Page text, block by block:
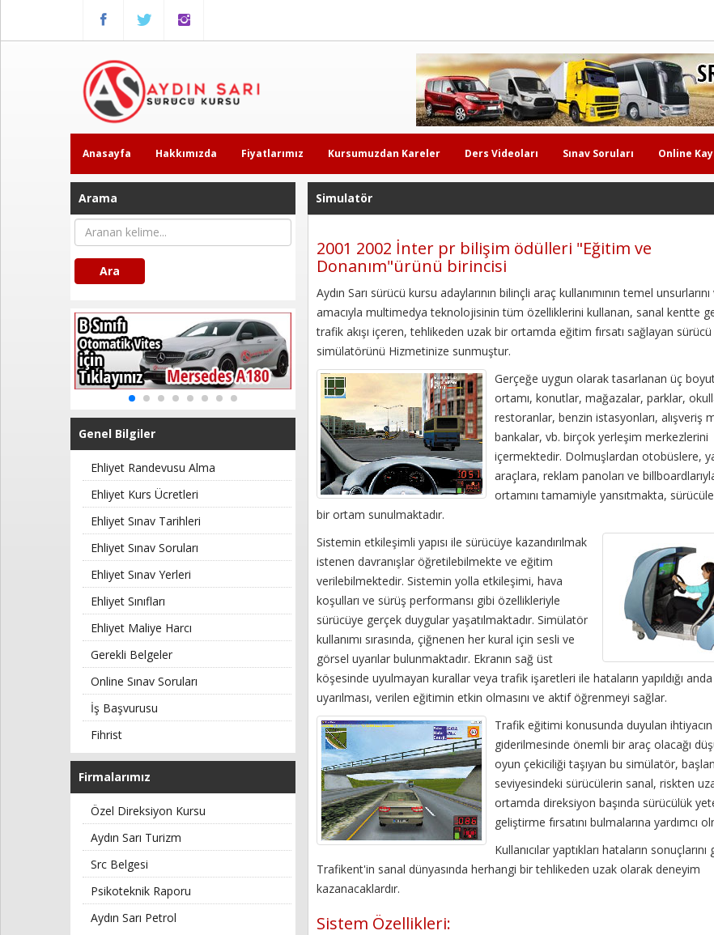
Anasayfa Hakkımızda Fiyatlarımız Kursumuzdan Kareler Ders Videoları Sınav Soruları Online
Arama
Ara
Genel Bilgiler
Ehliyet Randevusu Alma
Ehliyet Kurs Ücretleri
Ehliyet Sınav Tarihleri
Ehliyet Sınav Soruları
Ehliyet Sınav Yerleri
Ehliyet Sınıfları
Ehliyet Maliye Harcı
Gerekli Belgeler
Online Sınav Soruları
İş Başvurusu
Fihrist
Firmalarımız
Özel Direksiyon Kursu
Aydın Sarı Turizm
Src Belgesi
Psikoteknik Raporu
Aydın Sarı Petrol
Simulatör
2001 2002 İnter pr bilişim ödülleri "Eğitim ve
Donanım"ürünü birincisi
Aydın Sarı sürücü kursu adaylarının bilinçli araç kullanımının temel
amacıyla multimedya teknolojisinin tüm özelliklerini kullanan, sanal kentte
trafik akışı içeren, tehlikeden uzak bir ortamda eğitim fırsatı sağlayan
simülatörünü Hizmetinize sunmuştur.
Gerçeğe uygun olarak tasarlanan üç
ortamı, konutlar, mağazalar, parklar,
restoranlar, benzin istasyonları, alışveriş
bankalar, vb. birçok yerleşim merkezlerini
içermektedir. Dolmuşlardan otobüslere,
araçlara, reklam panoları ve
ortamını tamamiyle yansıtmakta,
bir ortam sunulmaktadır.
Sistemin etkileşimli yapısı ile sürücüye kazandırılmak
istenen davranışlar öğretilebilmekte ve eğitim
verilebilmektedir. Sistemin yolla etkileşimi, hava
koşulları ve sürüş performansı gibi özellikleriyle
sürücüye gerçek duygular yaşatılmaktadır. Simülatör
kullanımı sırasında, çiğnenen her kural için sesli ve
görsel uyarılar bulunmaktadır. Ekranın sağ üst
köşesinde uyulmayan kurallar veya trafik işaretleri ile hataların yapıldığı
uyarılması, verilen eğitimin etkin olmasını ve aktif öğrenmeyi sağlar.
Trafik eğitimi konusunda duyulan ihtiyacın
giderilmesinde önemli bir araç olacağı
oyun çekiciliği taşıyan bu simülatör,
seviyesindeki sürücülerin sanal, riskten
ortamda direksiyon başında sürücülük
geliştirme fırsatını bulmalarına yardımcı
Kullanıcılar yaptıkları hataların
Trafikent'in sanal dünyasında herhangi bir tehlikeden uzak olarak deneyim
kazanacaklardır.
Sistem Özellikleri:
Hakkımızda
Fiyatlarımız
Kursumuzdan
Kareler
Soruları
Online